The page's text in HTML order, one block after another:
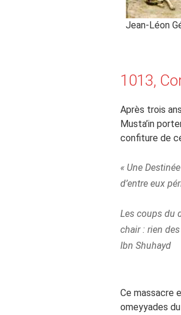
Jean-Léon
1013,
Après trois
Musta’in
confiture de
« Une
d’entre eux
Les coups du
chair : rien
Ibn Shuhayd
Ce massacre
omeyyades